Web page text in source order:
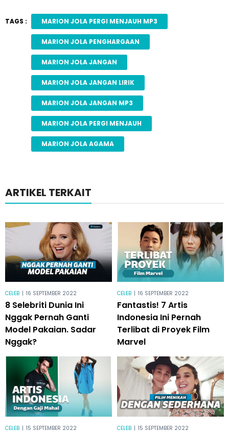
TAGS : MARION JOLA PERGI MENJAUH MP3
MARION JOLA PENGHARGAAN
MARION JOLA JANGAN
MARION JOLA JANGAN LIRIK
MARION JOLA JANGAN MP3
MARION JOLA PERGI MENJAUH
MARION JOLA AGAMA
ARTIKEL TERKAIT
CELEB | 16 SEPTEMBER 2022
8 Selebriti Dunia Ini
Nggak Pernah Ganti
Model Pakaian. Sadar
Nggak?
CELEB | 16 SEPTEMBER 2022
Fantastis! 7 Artis
Indonesia Ini Pernah
Terlibat di Proyek Film
Marvel
CELEB | 15 SEPTEMBER 2022 CELEB | 15 SEPTEMBER 2022